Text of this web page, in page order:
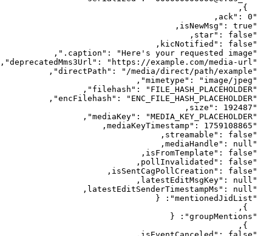
}
,
"
ack " : 0
,
"
isNewMsg " : true
,
"
star" : false
,
"
kicNotified " : false
,
"
caption " : "Here's your requested image.
"
,
"
deprecatedMms3Url " : " https://example.com/media-url
"
,
"
directPath " : " /media/direct/path/example
"
,
"
mimetype " : " image/jpeg
"
,
"
filehash " : " FILE_HASH_PLACEHOLDER
"
,
"
encFilehash " : " ENC_FILE_HASH_PLACEHOLDER
"
,
"
size " : 192487
,
"
mediaKey" : "MEDIA_KEY_PLACEHOLDER
"
,
"
mediaKeyTimestamp " : 1759108865
,
"
streamable " : false
,
"
mediaHandle " : null
,
"
isFromTemplate " : false
,
"
pollInvalidated " : false
,
"
isSentCagPollCreation " : false
,
"
latestEditMsgKey" : null
,
"
latestEditSenderTimestampMs " : null
,
"
mentionedJidList
"
:
{
}
,
"
groupMentions
"
:
{
}
,